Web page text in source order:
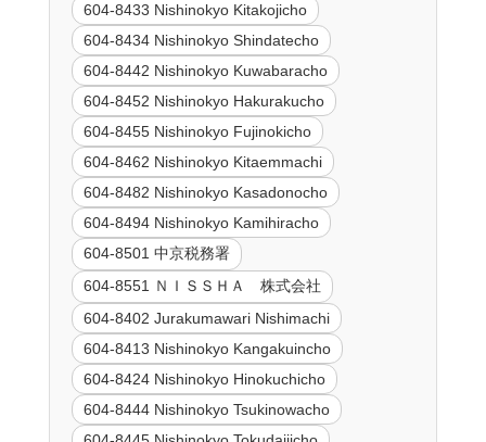
604-8433 Nishinokyo Kitakojicho
604-8434 Nishinokyo Shindatecho
604-8442 Nishinokyo Kuwabaracho
604-8452 Nishinokyo Hakurakucho
604-8455 Nishinokyo Fujinokicho
604-8462 Nishinokyo Kitaemmachi
604-8482 Nishinokyo Kasadonocho
604-8494 Nishinokyo Kamihiracho
604-8501 中京税務署
604-8551 ＮＩＳＳＨＡ 株式会社
604-8402 Jurakumawari Nishimachi
604-8413 Nishinokyo Kangakuincho
604-8424 Nishinokyo Hinokuchicho
604-8444 Nishinokyo Tsukinowacho